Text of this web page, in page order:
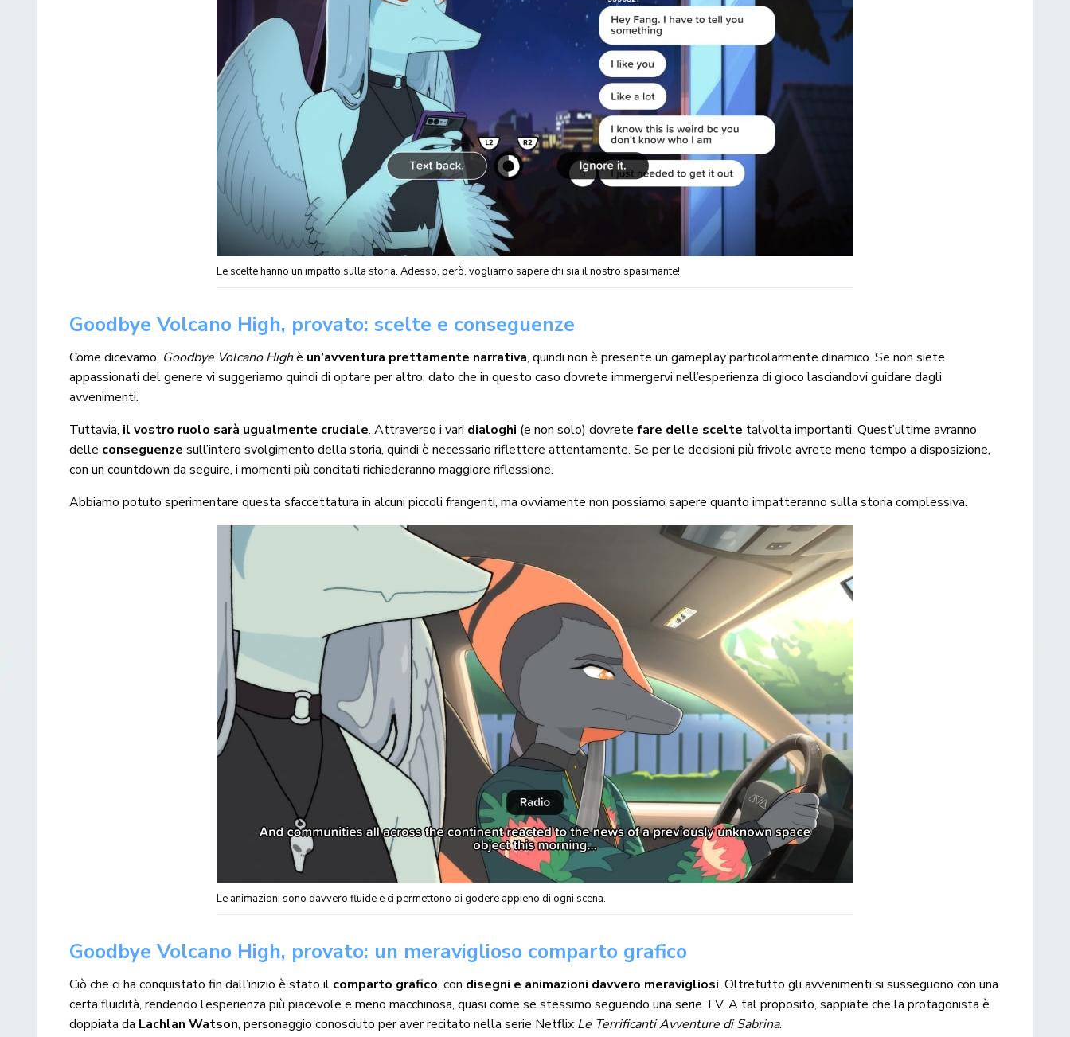
Le scelte hanno un impatto sulla storia. Adesso, però, vogliamo sapere chi sia il nostro spasimante!
Goodbye Volcano High, provato: scelte e conseguenze
Come dicevamo, Goodbye Volcano Highè un’avventura prettamente narrativa, quindi non è presente un gameplay particolarmente dinamico. Se non siete
appassionati del genere vi suggeriamo quindi di optare per altro, dato che in questo caso dovrete immergervi nell’esperienza di gioco lasciandovi guidare dagli
avvenimenti.
Tuttavia, il vostro ruolo sarà ugualmente cruciale. Attraverso i vari dialoghi (e non solo) dovretefare delle scelte talvolta importanti. Quest’ultime avranno
delle conseguenze sull’intero svolgimento della storia, quindi è necessario riflettere attentamente. Se per le decisioni più frivole avrete meno tempo a disposizione,
con un countdown da seguire, i momenti più concitati richiederanno maggiore riflessione.
Abbiamo potuto sperimentare questa sfaccettatura in alcuni piccoli frangenti, ma ovviamente non possiamo sapere quanto impatteranno sulla storia complessiva.
Le animazioni sono davvero fluide e ci permettono di godere appieno di ogni scena.
Goodbye Volcano High, provato: un meraviglioso comparto grafico
Ciò che ci ha conquistato fin dall’inizio è stato il comparto grafico, con disegni e animazioni davvero meravigliosi. Oltretutto gli avvenimenti si susseguono con una
certa fluidità, rendendo l’esperienza più piacevole e meno macchinosa, quasi come se stessimo seguendo una serie TV. A tal proposito, sappiate che la protagonista è
doppiata da Lachlan Watson, personaggio conosciuto per aver recitato nella serie Netflix Le Terrificanti Avventure di Sabrina.